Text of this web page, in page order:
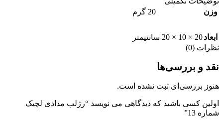
وزن
20 گرم
ابعاد 20 × 10 × 20 سانتیمتر
نظرات (0)
نقد و بررسی‌ها
هنوز بررسی‌ای ثبت نشده است.
اولین کسی باشید که دیدگاهی می نویسد “رژلب مدادی لچیک
شماره 13”